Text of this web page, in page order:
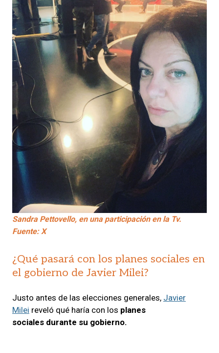
Sandra Pettovello, en una participación en la Tv.
Fuente: X
¿Qué pasará con los planes sociales en
el gobierno de Javier Milei?
Justo antes de las elecciones generales, Javier
Milei reveló qué haría con los planes
sociales durante su gobierno.